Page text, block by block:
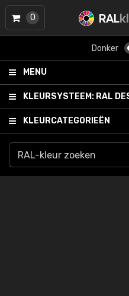
RAL
Donker
MENU
KLEURSYSTEEM: RAL
KLEURCATEGORIEËN
0